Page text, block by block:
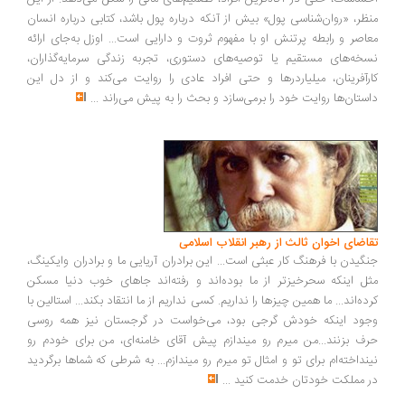
«روان‌شناسی پول» بیش از آنکه درباره پول باشد، کتابی درباره انسان
و رابطه پرتنش او با مفهوم ثروت و دارایی است... اوزل به‌جای ارائه
مستقیم یا توصیه‌های دستوری، تجربه زندگی سرمایه‌گذاران،
میلیاردرها و حتی افراد عادی را روایت می‌کند و از دل این
روایت خود را برمی‌سازد و بحث را به پیش می‌راند...
اخوان ثالث از رهبر انقلاب اسلامی
با فرهنگ کار عبثی است... این برادران آریایی ما و برادران وایکینگ،
اینکه سحرخیزتر از ما بوده‌اند و رفته‌اند جاهای خوب دنیا مسکن
ما همین چیزها را نداریم. کسی نداریم از ما انتقاد بکند... استالین با
اینکه خودش گرجی بود، می‌خواست در گرجستان نیز همه روسی
بزنند...من میرم رو میندازم پیش آقای خامنه‌ای، من برای خودم رو
برای تو و امثال تو میرم رو میندازم... به شرطی که شماها برگردید
مملکت خودتان خدمت کنید...